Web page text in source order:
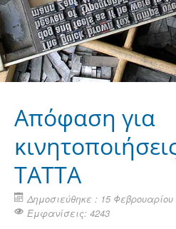
Απόφαση για
ΤΑΤΤΑ
Δημοσιεύθηκε : 15 Φεβρουαρίου
Εμφανίσεις: 4243